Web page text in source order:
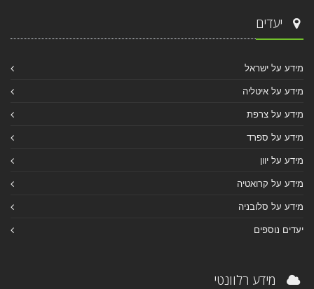
יעדים
מידע על ישראל
מידע על איטליה
מידע על צרפת
מידע על ספרד
מידע על יוון
מידע על קרואטיה
מידע על סלובניה
יעדים נוספים
מידע רלוונטי